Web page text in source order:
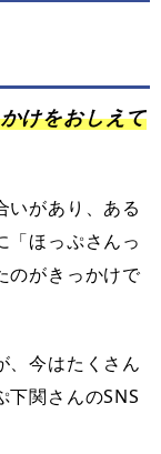
けをおしえて
いがあり、ある
「ほっぷさんっ
のがきっかけで
、今はたくさん
下関さんのSNS